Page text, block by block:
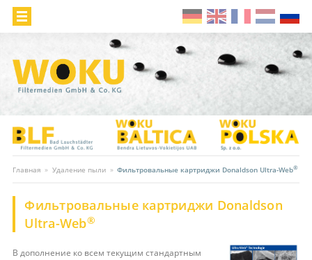
Главная » Удаление пыли » Фильтровальные картриджи Donaldson Ultra-Web®
Фильтровальные картриджи Donaldson
Ultra-Web®
В дополнение ко всем текущим стандартным